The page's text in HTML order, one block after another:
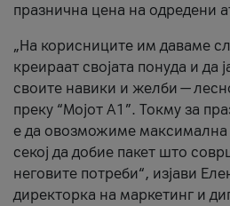
празнична цена на одредени
„На корисниците им даваме
креираат својата понуда и да
своите навики и желби —
преку “Мојот А1”. Токму за
е да овозможиме максимална
секој да добие пакет што
неговите потреби“, изјави
директорка на маркетинг и